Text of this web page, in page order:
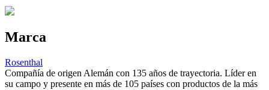
Marca
Rosenthal
Compañía de origen Alemán con 135 años de trayectoria. Líder en
su campo y presente en más de 105 países con productos de la más